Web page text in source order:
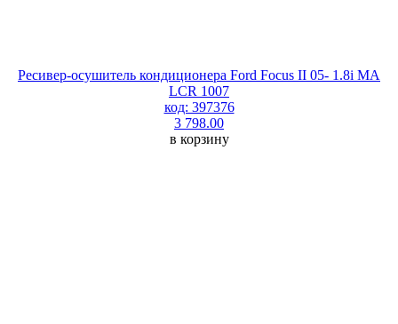
Ресивер-осушитель кондиционера Ford Focus II 05- 1.8i MA
LCR 1007
код: 397376
3 798.00
в корзину